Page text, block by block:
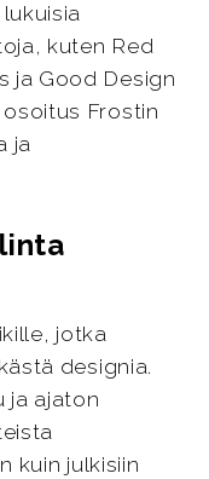
kuten Red
ja Good Design
Frostin
ja
jotka
designia.
ja ajaton
kuin julkisiin